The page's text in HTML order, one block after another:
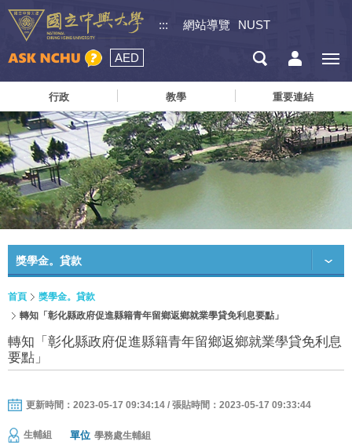
::: 網站導覽 NUST
AED
行政 教學 重要連結
獎學金。貸款
首頁
獎學金。貸款
轉知「彰化縣政府促進縣籍青年留鄉返鄉就業學貸免利息要點」
轉知「彰化縣政府促進縣籍青年留鄉返鄉就業學貸免利息
要點」
更新時間：2023-05-17 09:34:14 / 張貼時間：2023-05-17 09:33:44
生輔組 單位 學務處生輔組